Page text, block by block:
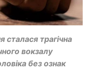
сталася трагічна
вокзалу
без ознак